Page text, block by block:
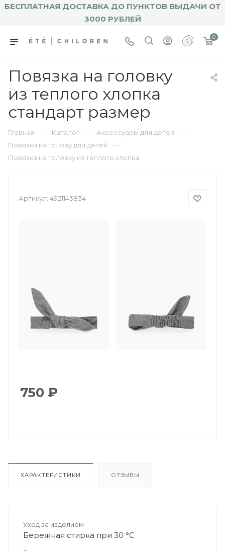
БЕСПЛАТНАЯ ДОСТАВКА ДО ПУНКТОВ ВЫДАЧИ ОТ
3000 РУБЛЕЙ
0
Повязка на головку
из теплого хлопка
стандарт размер
Главная — Каталог — Аксессуары для детей —
Повязки на голову для детей —
Повязка на головку из теплого хлопка
Артикул: 4921143834
750 ₽
ХАРАКТЕРИСТИКИ ОТЗЫВЫ
Уход за изделием
Бережная стирка при 30 °C